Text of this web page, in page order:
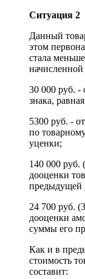
Ситуация 2
Данный
этом
стала
30 000 руб. -
знака,
5300 руб. -
по
уценки;
140 000 руб.
дооценки
предыдущей
24 700 руб.
дооценки
суммы его
Как и в
стоимость
составит: